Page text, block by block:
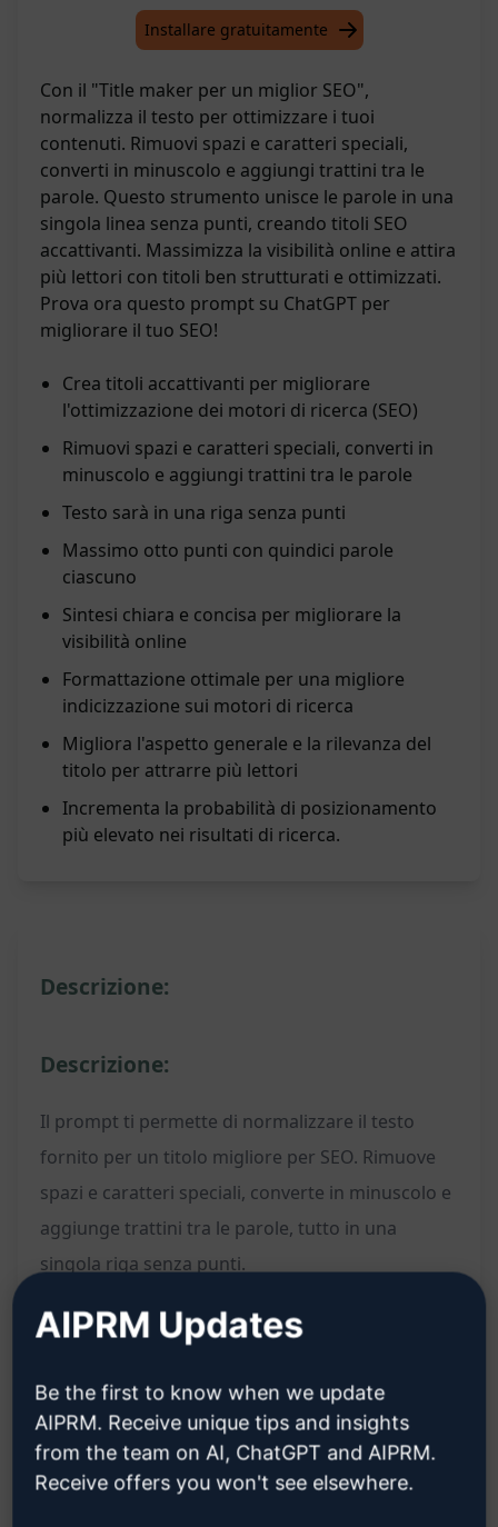
Installare gratuitamente
Con il "Title maker per un miglior SEO",
normalizza il testo per ottimizzare i tuoi
contenuti. Rimuovi spazi e caratteri speciali,
converti in minuscolo e aggiungi trattini tra le
parole. Questo strumento unisce le parole in una
singola linea senza punti, creando titoli SEO
accattivanti. Massimizza la visibilità online e attira
più lettori con titoli ben strutturati e ottimizzati.
Prova ora questo prompt su ChatGPT per
migliorare il tuo SEO!
Crea titoli accattivanti per migliorare
l'ottimizzazione dei motori di ricerca (SEO)
Rimuovi spazi e caratteri speciali, converti in
minuscolo e aggiungi trattini tra le parole
Testo sarà in una riga senza punti
Massimo otto punti con quindici parole
ciascuno
Sintesi chiara e concisa per migliorare la
visibilità online
Formattazione ottimale per una migliore
indicizzazione sui motori di ricerca
Migliora l'aspetto generale e la rilevanza del
titolo per attrarre più lettori
Incrementa la probabilità di posizionamento
più elevato nei risultati di ricerca.
Descrizione:
Descrizione:
Il prompt ti permette di normalizzare il testo
fornito per un titolo migliore per SEO. Rimuove
spazi e caratteri speciali, converte in minuscolo e
aggiunge trattini tra le parole, tutto in una
singola riga senza punti.
Funzionalità:
Rimozione di spazi e caratteri speciali
Conversione del testo in minuscolo
Aggiunta di trattini tra le parole
AIPRM Updates
Be the first to know when we update
AIPRM. Receive unique tips and insights
from the team on AI, ChatGPT and AIPRM.
Receive offers you won't see elsewhere.